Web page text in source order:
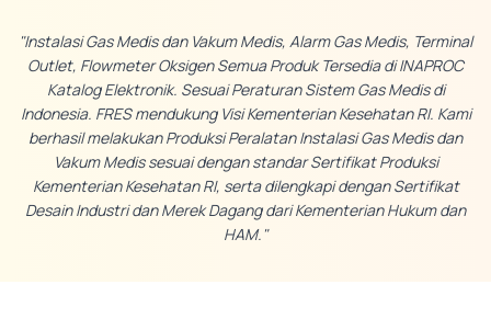
"Instalasi Gas Medis dan Vakum Medis, Alarm Gas Medis, Terminal
Outlet, Flowmeter Oksigen Semua Produk Tersedia di INAPROC
Katalog Elektronik. Sesuai Peraturan Sistem Gas Medis di
Indonesia. FRES mendukung Visi Kementerian Kesehatan RI. Kami
berhasil melakukan Produksi Peralatan Instalasi Gas Medis dan
Vakum Medis sesuai dengan standar Sertifikat Produksi
Kementerian Kesehatan RI, serta dilengkapi dengan Sertifikat
Desain Industri dan Merek Dagang dari Kementerian Hukum dan
HAM."